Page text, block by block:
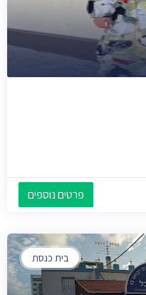
פרטים נוספים
בית כנסת